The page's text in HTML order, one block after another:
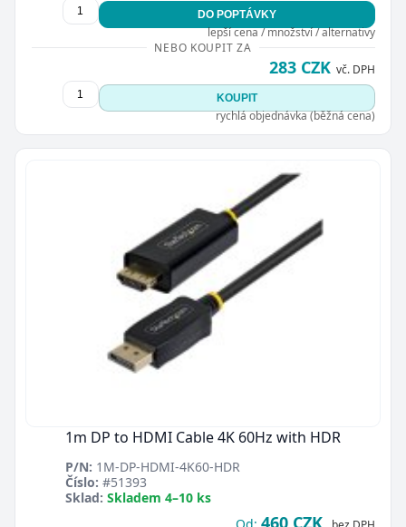
DO POPTÁVKY
lepší cena / množství / alternativy
NEBO KOUPIT ZA
283 CZK vč. DPH
KOUPIT
rychlá objednávka (běžná cena)
1m DP to HDMI Cable 4K 60Hz with HDR
P/N: 1M-DP-HDMI-4K60-HDR
Číslo: #51393
Sklad: Skladem 4–10 ks
Od: 460 CZK